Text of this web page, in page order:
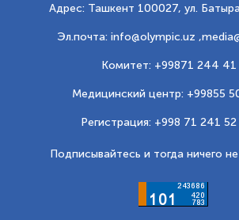
Адрес: Ташкент 100027, ул.
Эл.почта: info@olympic.uz ,
Комитет: +99871 244 41
Медицинский центр: +99855
Регистрация: +998 71 241
Подписывайтесь и тогда ничего